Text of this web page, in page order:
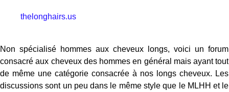
thelonghairs.us
Non spécialisé hommes aux cheveux longs, voici un forum
consacré aux cheveux des hommes en général mais ayant tout
de même une catégorie consacrée à nos longs cheveux. Les
discussions sont un peu dans le même style que le MLHH et le